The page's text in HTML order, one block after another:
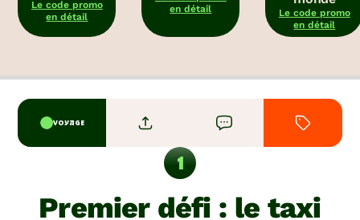
Le code promo
en détail
en détail
Le code promo
en détail
VOYAGE
Premier défi : le taxi